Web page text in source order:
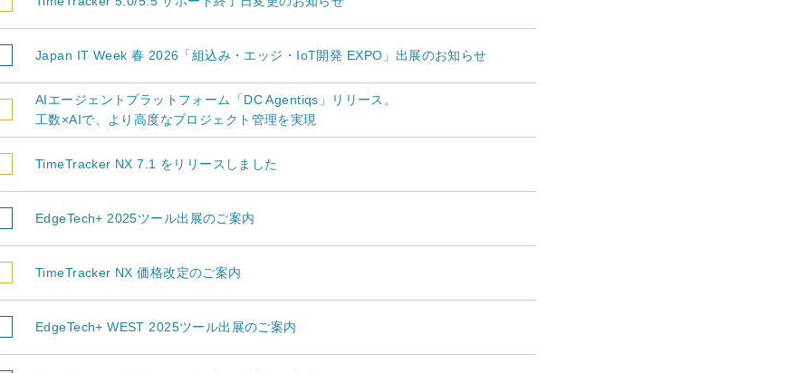
Japan IT Week 春 2026「組込み・エッジ・IoT開発 EXPO」出展のお知らせ
AIエージェントプラットフォーム「DC Agentiqs」リリース。
工数×AIで、より高度なプロジェクト管理を実現
TimeTracker NX 7.1 をリリースしました
EdgeTech+ 2025ツール出展のご案内
TimeTracker NX 価格改定のご案内
EdgeTech+ WEST 2025ツール出展のご案内